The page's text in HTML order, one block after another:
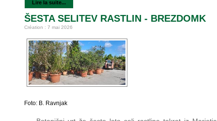
Lire la suite...
ŠESTA SELITEV RASTLIN - BREZDOMK
Création : 7 mai 2026
Foto: B. Ravnjak